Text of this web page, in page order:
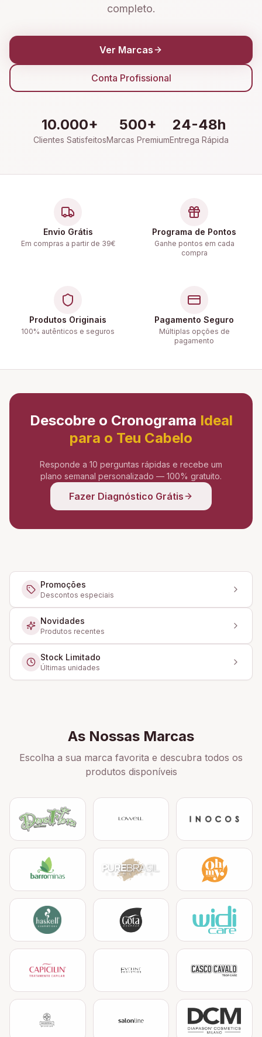
completo.
Ver Marcas
Conta Profissional
10.000+
Clientes Satisfeitos
500+
Marcas Premium
24-48h
Entrega Rápida
Envio Grátis
Em compras a partir de 39€
Programa de Pontos
Ganhe pontos em cada
compra
Produtos Originais
100% autênticos e seguros
Pagamento Seguro
Múltiplas opções de
pagamento
Descobre o Cronograma Ideal
para o Teu Cabelo
Responde a 10 perguntas rápidas e recebe um
plano semanal personalizado — 100% gratuito.
Fazer Diagnóstico Grátis
Promoções
Descontos especiais
Novidades
Produtos recentes
Stock Limitado
Últimas unidades
As Nossas Marcas
Escolha a sua marca favorita e descubra todos os
produtos disponíveis